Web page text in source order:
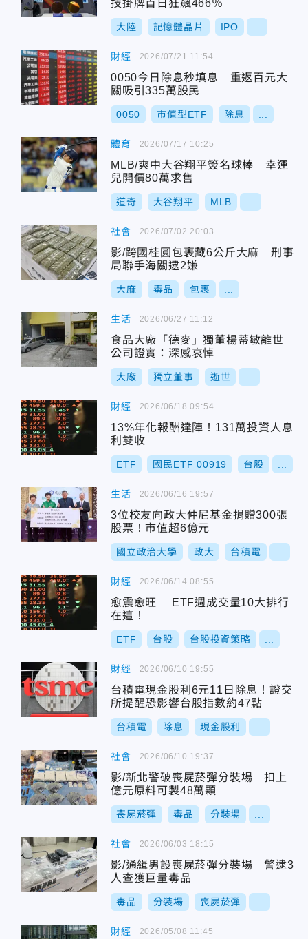
技掛牌首日狂飆466％
大陸 記憶體晶片 IPO
財經
0050今日除息秒填息 重返百元大
關吸引335萬股民
0050 市值型ETF 除息
2026/07/21 11:54
體育
MLB/爽中大谷翔平簽名球棒 幸運
兒開價80萬求售
道奇 大谷翔平 MLB
2026/07/17 10:25
社會
影/跨國桂圓包裹藏6公斤大麻 刑事
局聯手海關逮2嫌
大麻 毒品 包裹
2026/07/02 20:03
生活
食品大廠「德麥」獨董楊蒂敏離世
公司證實：深感哀悼
大廠 獨立董事 逝世
2026/06/27 11:12
財經
13%年化報酬達陣！131萬投資人息
利雙收
ETF 國民ETF 00919 台股
2026/06/18 09:54
生活
3位校友向政大仲尼基金捐贈300張
股票！市值超6億元
國立政治大學 政大 台積電
2026/06/16 19:57
財經
愈震愈旺 ETF週成交量10大排行
在這！
ETF 台股 台股投資策略
2026/06/14 08:55
財經
台積電現金股利6元11日除息！證交
所提醒恐影響台股指數約47點
台積電 除息 現金股利
2026/06/10 19:55
社會
影/新北警破喪屍菸彈分裝場 扣上
億元原料可製48萬顆
喪屍菸彈 毒品 分裝場
2026/06/10 19:37
社會
影/通緝男設喪屍菸彈分裝場 警逮3
人查獲巨量毒品
毒品 分裝場 喪屍菸彈
2026/06/03 18:15
財經 2026/05/08 11:45